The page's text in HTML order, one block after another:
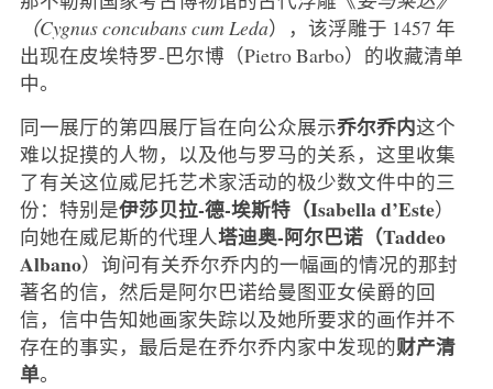
（Cygnus concubans cum Leda），该浮雕于 1457 年
出现在皮埃特罗-巴尔博（Pietro Barbo）的收藏清单
中。
同一展厅的第四展厅旨在向公众展示乔尔乔内这个
难以捉摸的人物，以及他与罗马的关系，这里收集
了有关这位威尼托艺术家活动的极少数文件中的三
份：特别是伊莎贝拉-德-埃斯特（Isabella d’Este）
向她在威尼斯的代理人塔迪奥-阿尔巴诺（Taddeo
Albano）询问有关乔尔乔内的一幅画的情况的那封
著名的信，然后是阿尔巴诺给曼图亚女侯爵的回
信，信中告知她画家失踪以及她所要求的画作并不
存在的事实，最后是在乔尔乔内家中发现的财产清
单。